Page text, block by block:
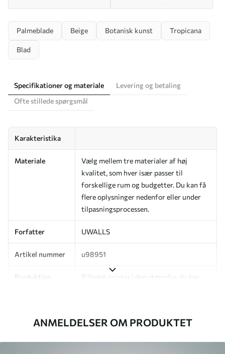
Palmeblade Beige Botanisk kunst Tropicana
Blad
Specifikationer og materiale
Levering og betaling
Ofte stillede spørgsmål
Karakteristika
Materiale
Vælg mellem tre materialer af høj
kvalitet, som hver især passer til
forskellige rum og budgetter. Du kan få
flere oplysninger nedenfor eller under
tilpasningsprocessen.
Forfatter UWALLS
Artikel nummer u98951
Produktion
Billedet printes i den størrelse, du har
Derudover
Du kan tilføje en lakering og/eller
ANMELDELSER OM PRODUKTET